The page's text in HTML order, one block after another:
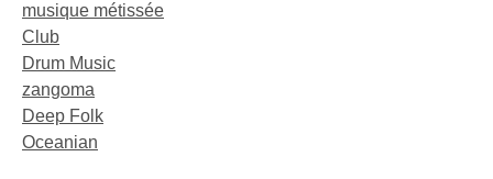
musique métissée
Club
Drum Music
zangoma
Deep Folk
Oceanian